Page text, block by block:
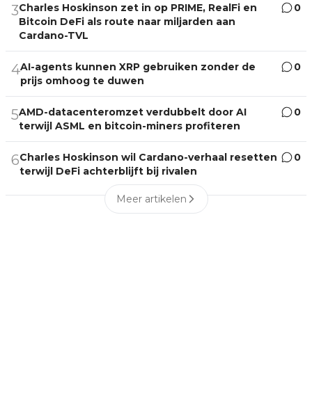
3Charles Hoskinson zet in op PRIME, RealFi en
Bitcoin DeFi als route naar miljarden aan
Cardano-TVL
0
4AI-agents kunnen XRP gebruiken zonder de
prijs omhoog te duwen
0
5AMD-datacenteromzet verdubbelt door AI
terwijl ASML en bitcoin-miners profiteren
0
6Charles Hoskinson wil Cardano-verhaal resetten
terwijl DeFi achterblijft bij rivalen
0
Meer artikelen